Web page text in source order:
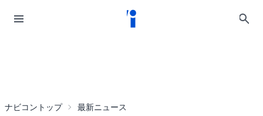
ナビコントップ 最新ニュース